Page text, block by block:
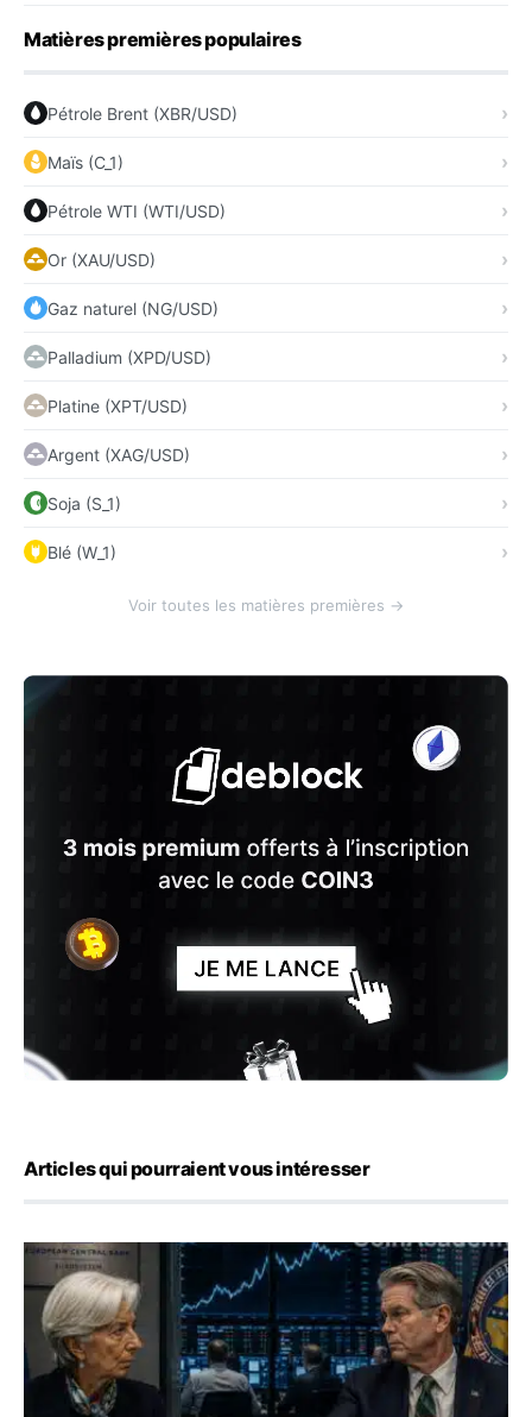
Matières premières populaires
Pétrole Brent (XBR/USD)
Maïs (C_1)
Pétrole WTI (WTI/USD)
Or (XAU/USD)
Gaz naturel (NG/USD)
Palladium (XPD/USD)
Platine (XPT/USD)
Argent (XAG/USD)
Soja (S_1)
Blé (W_1)
Voir toutes les matières premières →
Articles qui pourraient vous intéresser
Yen : Washington a vendu des euros sans prévenir la